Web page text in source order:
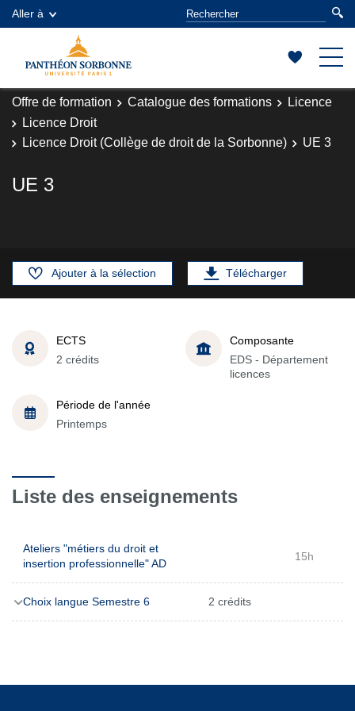
Aller à
Offre de formation Catalogue des formations
Licence
Licence Droit
Licence Droit (Collège de droit de la Sorbonne)
UE 3
UE 3
Ajouter à la sélection Télécharger
ECTS
2 crédits
Composante
EDS - Département
licences
Période de l'année
Printemps
Liste des enseignements
Ateliers "métiers du droit et
insertion professionnelle" AD
15h
Choix langue Semestre 6 2 crédits